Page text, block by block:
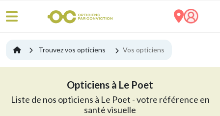
Trouvez vos opticiens Vos opticiens
Opticiens à Le Poet
Liste de nos opticiens à Le Poet - votre référence en
santé visuelle